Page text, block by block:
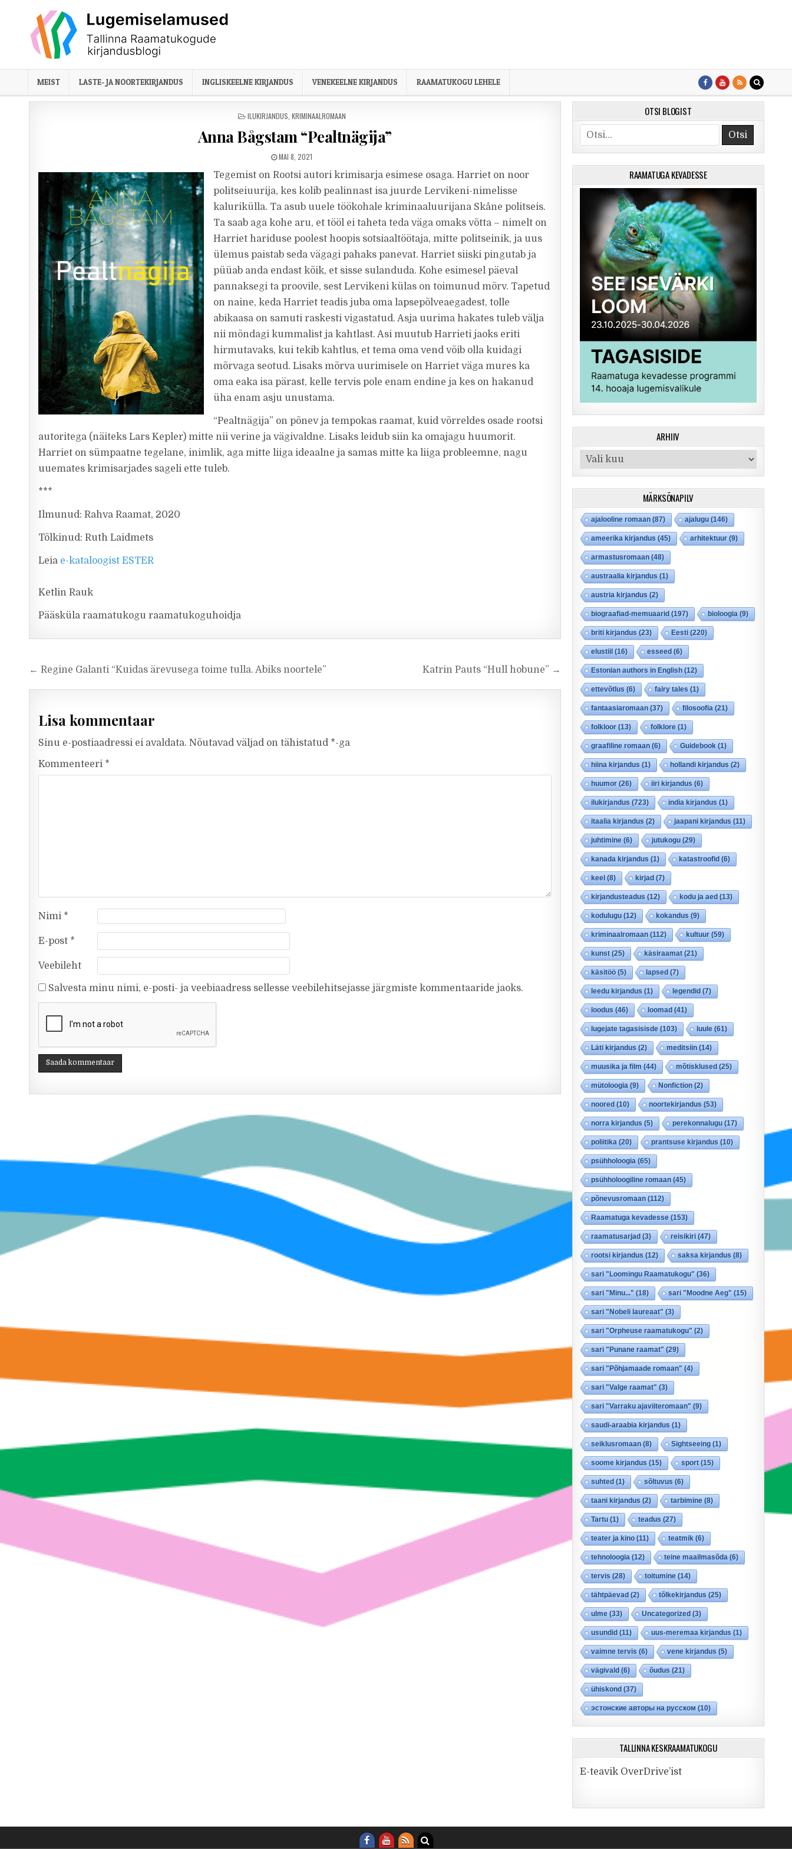
MEIST LASTE- JA NOORTEKIRJANDUS INGLISKEELNE KIRJANDUS VENEKEELNE KIRJANDUS RAAMATUKOGU LEHELE
POSTED IN
ILUKIRJANDUS KRIMINAALROMAAN
Anna Bågstam “Pealtnägija”
PUBLISHED DATE:
MAI 8, 2021
Tegemist on Rootsi autori krimisarja esimese osaga. Harriet on noor
politseiuurija, kes kolib pealinnast isa juurde Lervikeni-nimelisse
kalurikülla. Ta asub uuele töökohale kriminaaluurijana Skåne politseis.
Ta saab aga kohe aru, et tööl ei taheta teda väga omaks võtta – nimelt on
Harriet hariduse poolest hoopis sotsiaaltöötaja, mitte politseinik, ja uus
ülemus paistab seda vägagi pahaks panevat. Harriet siiski pingutab ja
püüab anda endast kõik, et sisse sulanduda. Kohe esimesel päeval
pannaksegi ta proovile, sest Lervikeni külas on toimunud mõrv. Tapetud
on naine, keda Harriet teadis juba oma lapsepõlveaegadest, tolle
abikaasa on samuti raskesti vigastatud. Asja uurima hakates tuleb välja
nii mõndagi kummalist ja kahtlast. Asi muutub Harrieti jaoks eriti
hirmutavaks, kui tekib kahtlus, et tema oma vend võib olla kuidagi
mõrvaga seotud. Lisaks mõrva uurimisele on Harriet väga mures ka
oma eaka isa pärast, kelle tervis pole enam endine ja kes on hakanud
üha enam asju unustama.
“Pealtnägija” on põnev ja tempokas raamat, kuid võrreldes osade rootsi
autoritega (näiteks Lars Kepler) mitte nii verine ja vägivaldne. Lisaks leidub siin ka omajagu huumorit.
Harriet on sümpaatne tegelane, inimlik, aga mitte liiga ideaalne ja samas mitte ka liiga probleemne, nagu
uuemates krimisarjades sageli ette tuleb.
***
Ilmunud: Rahva Raamat, 2020
Tõlkinud: Ruth Laidmets
Leia e-kataloogist ESTER
Ketlin Rauk
Pääsküla raamatukogu raamatukoguhoidja
Navigeerimine
← Regine Galanti “Kuidas ärevusega toime tulla. Abiks noortele” Katrin Pauts “Hull hobune” →
Lisa kommentaar
Sinu e-postiaadressi ei avaldata. Nõutavad väljad on tähistatud *-ga
Kommenteeri *
Nimi *
E-post *
Veebileht
Salvesta minu nimi, e-posti- ja veebiaadress sellesse veebilehitsejasse järgmiste kommentaaride jaoks.
OTSI BLOGIST
Search for:
RAAMATUGA KEVADESSE
ARHIIV
Arhiiv
MÄRKSÕNAPILV
ajalooline romaan(87) ajalugu(146)
ameerika kirjandus(45) arhitektuur(9)
armastusromaan(48)
austraalia kirjandus(1)
austria kirjandus(2)
biograafiad-memuaarid(197) bioloogia (9)
briti kirjandus(23) Eesti(220)
elustiil(16) esseed(6)
Estonian authors in English(12)
ettevõtlus(6) fairy tales(1)
fantaasiaromaan(37) filosoofia (21)
folkloor(13) folklore(1)
graafiline romaan(6) Guidebook(1)
hiina kirjandus(1) hollandi kirjandus(2)
huumor(26) iiri kirjandus(6)
ilukirjandus(723) india kirjandus(1)
itaalia kirjandus(2) jaapani kirjandus(11)
juhtimine(6) jutukogu(29)
kanada kirjandus(1) katastroofid(6)
keel(8) kirjad(7)
kirjandusteadus(12) kodu ja aed(13)
kodulugu(12) kokandus(9)
kriminaalromaan(112) kultuur(59)
kunst(25) käsiraamat(21)
käsitöö(5) lapsed(7)
leedu kirjandus(1) legendid(7)
loodus(46) loomad(41)
lugejate tagasisisde(103) luule(61)
Läti kirjandus(2) meditsiin(14)
muusika ja film (44) mõtisklused(25)
mütoloogia (9) Nonfiction(2)
noored(10) noortekirjandus(53)
norra kirjandus(5) perekonnalugu(17)
poliitika (20) prantsuse kirjandus(10)
psühholoogia (65)
psühholoogiline romaan(45)
põnevusromaan(112)
Raamatuga kevadesse(153)
raamatusarjad(3) reisikiri(47)
rootsi kirjandus(12) saksa kirjandus(8)
sari "Loomingu Raamatukogu"(36)
sari "Minu..."(18) sari "Moodne Aeg"(15)
sari "Nobeli laureaat"(3)
sari "Orpheuse raamatukogu"(2)
sari "Punane raamat"(29)
sari "Põhjamaade romaan"(4)
sari "Valge raamat"(3)
sari "Varraku ajaviiteromaan"(9)
saudi-araabia kirjandus(1)
seiklusromaan(8) Sightseeing(1)
soome kirjandus(15) sport(15)
suhted(1) sõltuvus(6)
taani kirjandus(2) tarbimine(8)
Tartu(1) teadus(27)
teater ja kino(11) teatmik(6)
tehnoloogia (12) teine maailmasõda (6)
tervis(28) toitumine(14)
tähtpäevad(2) tõlkekirjandus(25)
ulme(33) Uncategorized(3)
usundid(11) uus-meremaa kirjandus(1)
vaimne tervis(6) vene kirjandus(5)
vägivald(6) õudus(21)
ühiskond(37)
эстонские авторы на русском(10)
TALLINNA KESKRAAMATUKOGU
E-teavik OverDrive’ist